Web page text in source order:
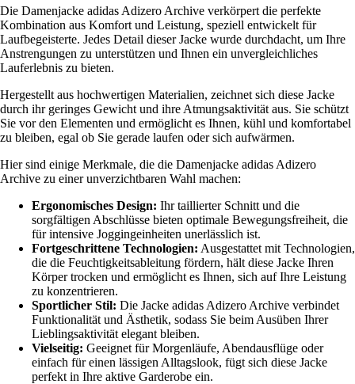
Die Damenjacke adidas Adizero Archive verkörpert die perfekte
Kombination aus Komfort und Leistung, speziell entwickelt für
Laufbegeisterte. Jedes Detail dieser Jacke wurde durchdacht, um Ihre
Anstrengungen zu unterstützen und Ihnen ein unvergleichliches
Lauferlebnis zu bieten.
Hergestellt aus hochwertigen Materialien, zeichnet sich diese Jacke
durch ihr geringes Gewicht und ihre Atmungsaktivität aus. Sie schützt
Sie vor den Elementen und ermöglicht es Ihnen, kühl und komfortabel
zu bleiben, egal ob Sie gerade laufen oder sich aufwärmen.
Hier sind einige Merkmale, die die Damenjacke adidas Adizero
Archive zu einer unverzichtbaren Wahl machen:
Ergonomisches Design: Ihr taillierter Schnitt und die
sorgfältigen Abschlüsse bieten optimale Bewegungsfreiheit, die
für intensive Joggingeinheiten unerlässlich ist.
Fortgeschrittene Technologien: Ausgestattet mit Technologien,
die die Feuchtigkeitsableitung fördern, hält diese Jacke Ihren
Körper trocken und ermöglicht es Ihnen, sich auf Ihre Leistung
zu konzentrieren.
Sportlicher Stil: Die Jacke adidas Adizero Archive verbindet
Funktionalität und Ästhetik, sodass Sie beim Ausüben Ihrer
Lieblingsaktivität elegant bleiben.
Vielseitig: Geeignet für Morgenläufe, Abendausflüge oder
einfach für einen lässigen Alltagslook, fügt sich diese Jacke
perfekt in Ihre aktive Garderobe ein.